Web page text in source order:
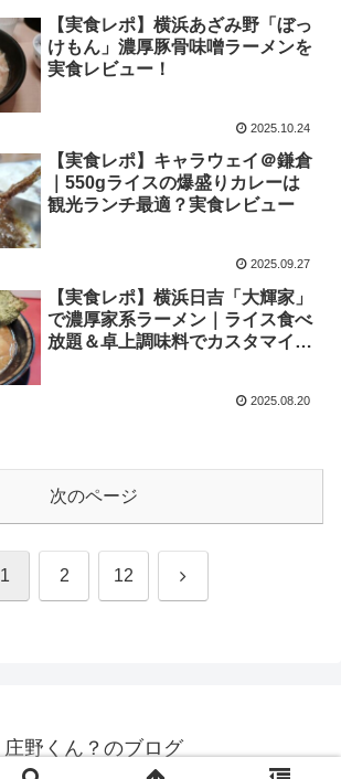
【実食レポ】横浜あざみ野「ぼっ
けもん」濃厚豚骨味噌ラーメンを
実食レビュー！
2025.10.24
【実食レポ】キャラウェイ＠鎌倉
｜550gライスの爆盛りカレーは
観光ランチ最適？実食レビュー
2025.09.27
【実食レポ】横浜日吉「大輝家」
で濃厚家系ラーメン｜ライス食べ
放題＆卓上調味料でカスタマイズ
2025.08.20
次のページ
1 2 12 次
庄野くん？のブログ